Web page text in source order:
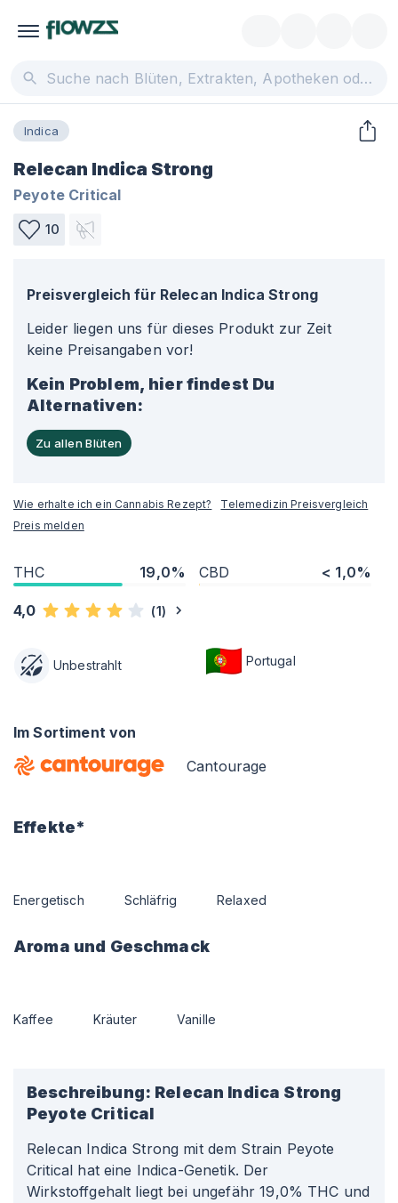
Indica
Relecan Indica Strong
Peyote Critical
10
Preisvergleich für Relecan Indica Strong
Leider liegen uns für dieses Produkt zur Zeit
keine Preisangaben vor!
Kein Problem, hier findest Du
Alternativen:
Zu allen Blüten
Wie erhalte ich ein Cannabis Rezept?
Telemedizin Preisvergleich
Preis melden
THC 19,0% CBD < 1,0%
4,0 (1)
Unbestrahlt Portugal
Im Sortiment von
Cantourage
Effekte*
Energetisch Schläfrig Relaxed
Aroma und Geschmack
Kaffee Kräuter Vanille
Beschreibung: Relecan Indica Strong
Peyote Critical
Relecan Indica Strong mit dem Strain Peyote
Critical hat eine Indica-Genetik. Der
Wirkstoffgehalt liegt bei ungefähr 19,0% THC und